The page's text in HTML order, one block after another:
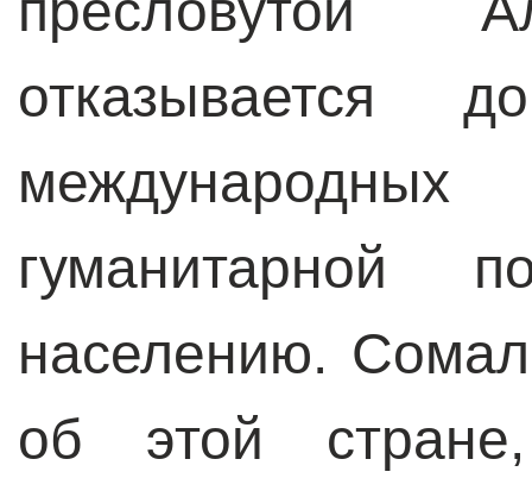
отказывается
гуманитарной
населению.
об этой